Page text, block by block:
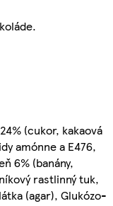
(cukor, kakaová
amónne a E476,
6% (banány,
rastlinný tuk,
(agar), Glukózo-